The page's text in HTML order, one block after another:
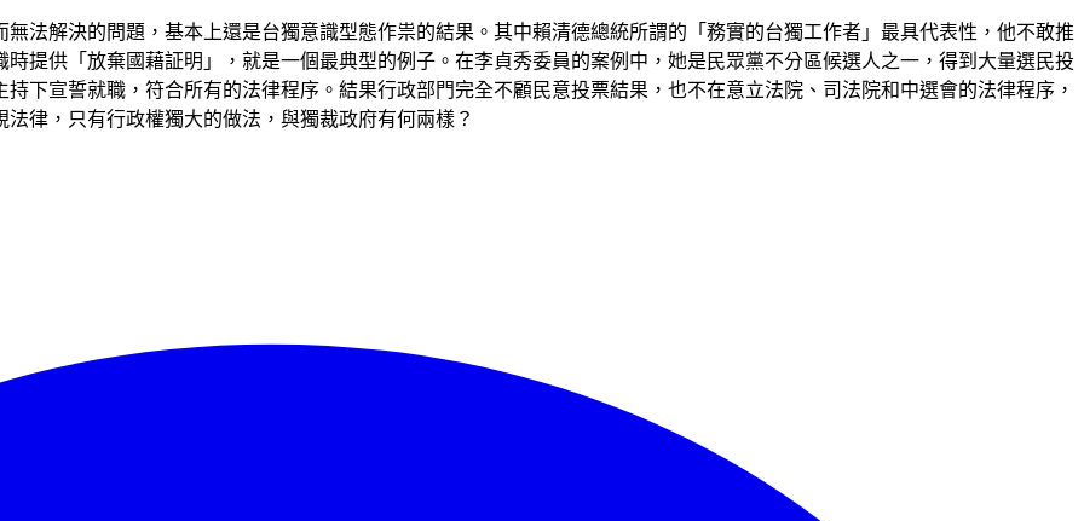
法解決的問題，基本上還是台獨意識型態作祟的結果。其中賴清德總統所謂的「務實的台獨工作者」最具代表性，他不敢推
提供「放棄國藉証明」，就是一個最典型的例子。在李貞秀委員的案例中，她是民眾黨不分區候選人之一，得到大量選民投
下宣誓就職，符合所有的法律程序。結果行政部門完全不顧民意投票結果，也不在意立法院、司法院和中選會的法律程序，
律，只有行政權獨大的做法，與獨裁政府有何兩樣？